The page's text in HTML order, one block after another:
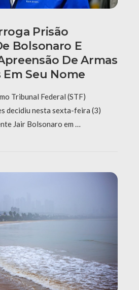
Prisão
Bolsonaro E
De Armas
Seu Nome
Tribunal Federal (STF)
decidiu nesta sexta-feira (3)
Jair Bolsonaro em …